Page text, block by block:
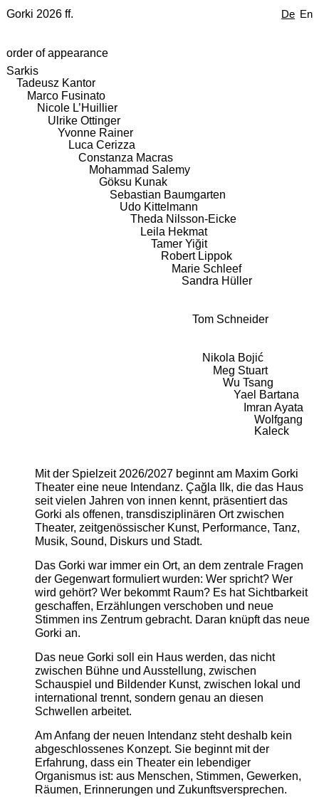
De En
Gorki 2026 ff.
order of appearance
Sarkis
Tadeusz Kantor
Marco Fusinato
Nicole L’Huillier
Ulrike Ottinger
Yvonne Rainer
Luca Cerizza
Constanza Macras
Mohammad Salemy
Göksu Kunak
Sebastian Baumgarten
Udo Kittelmann
Theda Nilsson-Eicke
Leila Hekmat
Tamer Yiğit
Robert Lippok
Marie Schleef
Sandra Hüller
Tom Schneider
Nikola Bojić
Meg Stuart
Wu Tsang
Yael Bartana
Imran Ayata
Wolfgang
Kaleck
Mit der Spielzeit 2026/2027 beginnt am Maxim Gorki
Theater eine neue Intendanz. Çağla Ilk, die das Haus
seit vielen Jahren von innen kennt, präsentiert das
Gorki als offenen, transdisziplinären Ort zwischen
Theater, zeitgenössischer Kunst, Performance, Tanz,
Musik, Sound, Diskurs und Stadt.
Das Gorki war immer ein Ort, an dem zentrale Fragen
der Gegenwart formuliert wurden: Wer spricht? Wer
wird gehört? Wer bekommt Raum? Es hat Sichtbarkeit
geschaffen, Erzählungen verschoben und neue
Stimmen ins Zentrum gebracht. Daran knüpft das neue
Gorki an.
Das neue Gorki soll ein Haus werden, das nicht
zwischen Bühne und Ausstellung, zwischen
Schauspiel und Bildender Kunst, zwischen lokal und
international trennt, sondern genau an diesen
Schwellen arbeitet.
Am Anfang der neuen Intendanz steht deshalb kein
abgeschlossenes Konzept. Sie beginnt mit der
Erfahrung, dass ein Theater ein lebendiger
Organismus ist: aus Menschen, Stimmen, Gewerken,
Räumen, Erinnerungen und Zukunftsversprechen.